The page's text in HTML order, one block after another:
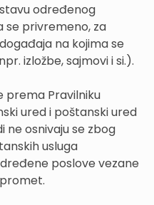
određenog
se privremeno, za
na kojima se
izložbe, sajmovi i si.).
prema Pravilniku
ured i poštanski ured
ne osnivaju se zbog
usluga
poslove vezane